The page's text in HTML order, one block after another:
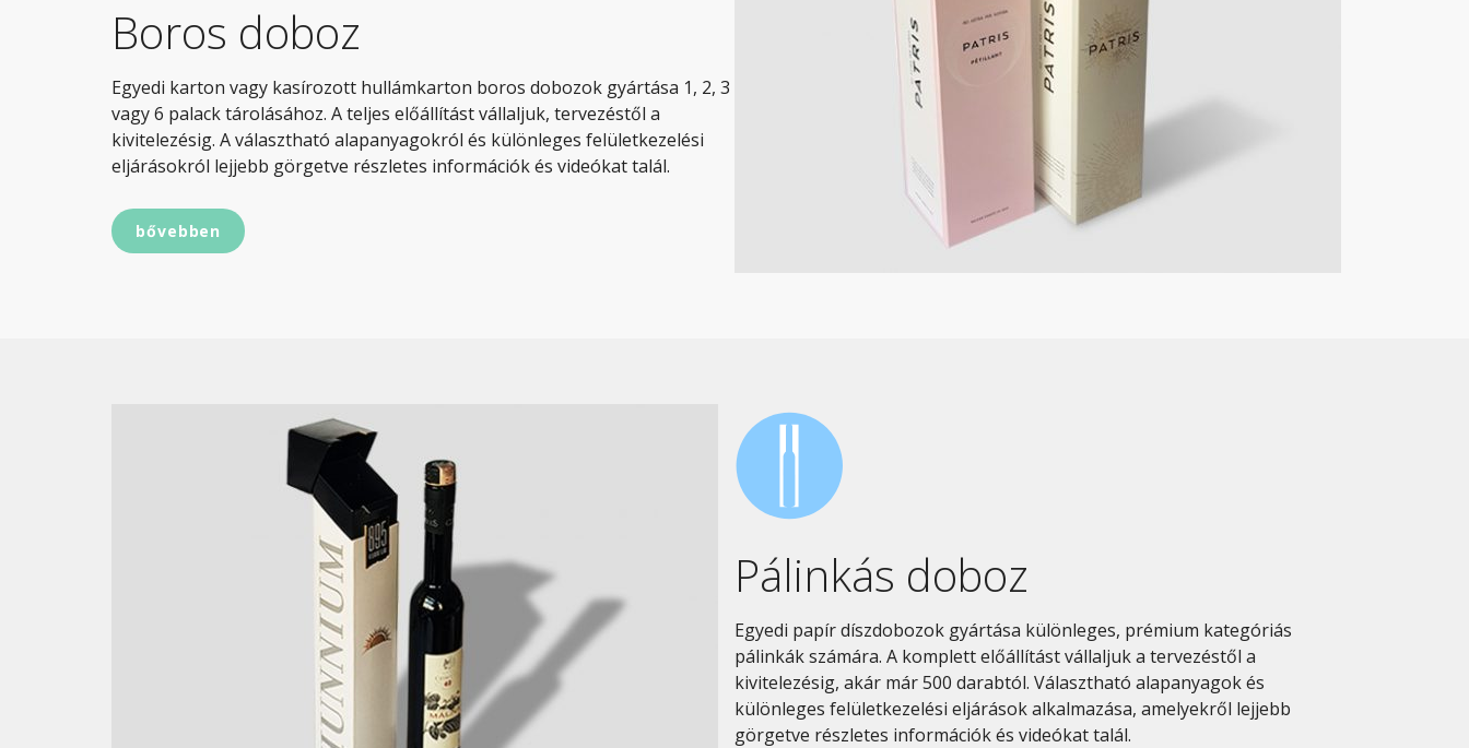
Boros doboz
Egyedi karton vagy kasírozott hullámkarton boros dobozok gyártása 1, 2, 3
vagy 6 palack tárolásához. A teljes előállítást vállaljuk, tervezéstől a
kivitelezésig. A választható alapanyagokról és különleges felületkezelési
eljárásokról lejjebb görgetve részletes információk és videókat talál.
bővebben
Pálinkás doboz
Egyedi papír díszdobozok gyártása különleges, prémium kategóriás
pálinkák számára. A komplett előállítást vállaljuk a tervezéstől a
kivitelezésig, akár már 500 darabtól. Választható alapanyagok és
különleges felületkezelési eljárások alkalmazása, amelyekről lejjebb
görgetve részletes információk és videókat talál.